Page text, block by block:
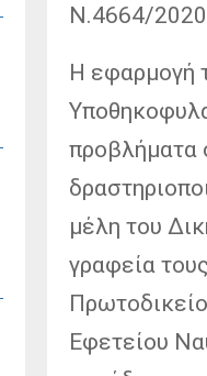
Ν.4664/
Η εφαρμογή
προβλήματα
μέλη του
γραφεία
Εφετείου